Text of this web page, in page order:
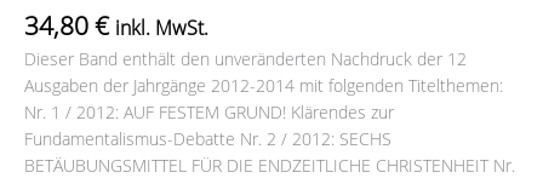
34,80€ inkl. MwSt.
Dieser Band enthält den unveränderten Nachdruck der 12
Ausgaben der Jahrgänge 2012-2014 mit folgenden Titelthemen:
Nr. 1 / 2012: AUF FESTEM GRUND! Klärendes zur
Fundamentalismus-Debatte Nr. 2 / 2012: SECHS
BETÄUBUNGSMITTEL FÜR DIE ENDZEITLICHE CHRISTENHEIT Nr.